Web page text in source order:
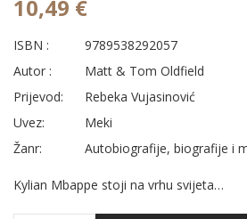
10,49 €
ISBN :
9789538292057
Autor :
Matt & Tom Oldfield
Prijevod:
Rebeka Vujasinović
Uvez:
Meki
Žanr:
Autobiografije, biografije i
Kylian Mbappe stoji na vrhu svijeta…